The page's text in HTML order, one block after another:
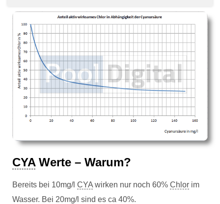
CYAWerte – Warum?
Bereits bei 10mg/l CYA wirken nur noch 60% Chlor im
Wasser. Bei 20mg/l sind es ca 40%.